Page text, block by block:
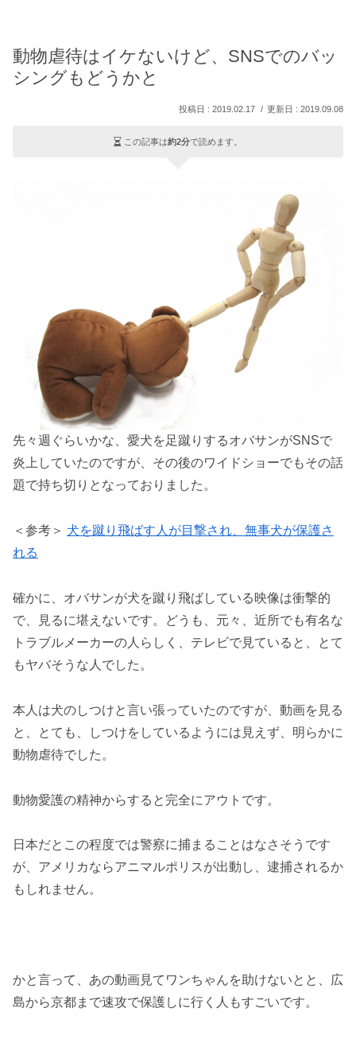
動物虐待はイケないけど、SNSでのバッ
シングもどうかと
2019.02.17 2019.09.08
この記事は約2分で読めます。
先々週ぐらいかな、愛犬を足蹴りするオバサンがSNSで
炎上していたのですが、その後のワイドショーでもその話
題で持ち切りとなっておりました。
＜参考＞ 犬を蹴り飛ばす人が目撃され、無事犬が保護さ
れる
確かに、オバサンが犬を蹴り飛ばしている映像は衝撃的
で、見るに堪えないです。どうも、元々、近所でも有名な
トラブルメーカーの人らしく、テレビで見ていると、とて
もヤバそうな人でした。
本人は犬のしつけと言い張っていたのですが、動画を見る
と、とても、しつけをしているようには見えず、明らかに
動物虐待でした。
動物愛護の精神からすると完全にアウトです。
日本だとこの程度では警察に捕まることはなさそうです
が、アメリカならアニマルポリスが出動し、逮捕されるか
もしれません。
かと言って、あの動画見てワンちゃんを助けないとと、広
島から京都まで速攻で保護しに行く人もすごいです。